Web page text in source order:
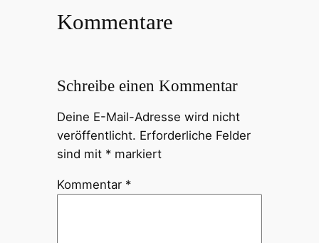
Kommentare
Schreibe einen Kommentar
Deine E-Mail-Adresse wird nicht
veröffentlicht. Erforderliche Felder
sind mit *markiert
Kommentar *